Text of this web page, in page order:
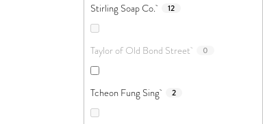
Stirling Soap Co. 12
Taylor of Old Bond Street 0
Tcheon Fung Sing 2